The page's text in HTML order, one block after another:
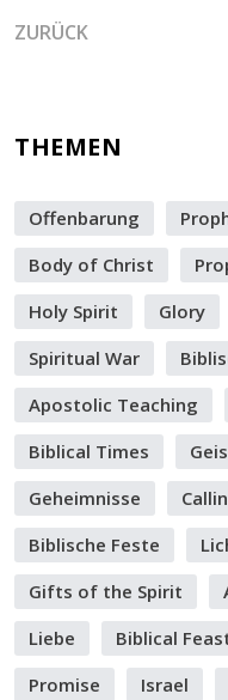
VORHERIGER
ZURÜCK
THEMEN
Offenbarung
Body of Christ
Holy Spirit
Glory
Spiritual War
Apostolic Teaching
Biblical Times
Geheimnisse
Biblische Feste
Gifts of the Spirit
Liebe
Biblical
Promise
Israel